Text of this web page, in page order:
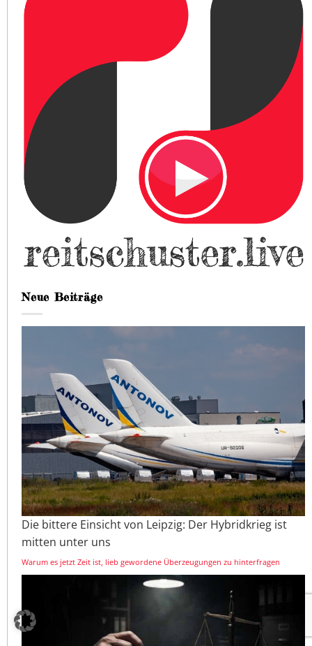
Neue Beiträge
Die bittere Einsicht von Leipzig: Der Hybridkrieg ist
mitten unter uns
Warum es jetzt Zeit ist, lieb gewordene Überzeugungen zu hinterfragen